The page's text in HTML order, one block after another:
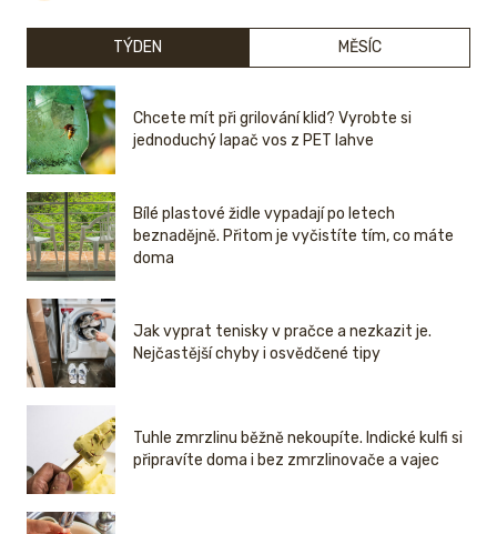
TÝDEN MĚSÍC
Chcete mít při grilování klid? Vyrobte si
jednoduchý lapač vos z PET lahve
Bílé plastové židle vypadají po letech
beznadějně. Přitom je vyčistíte tím, co máte
doma
Jak vyprat tenisky v pračce a nezkazit je.
Nejčastější chyby i osvědčené tipy
Tuhle zmrzlinu běžně nekoupíte. Indické kulfi si
připravíte doma i bez zmrzlinovače a vajec